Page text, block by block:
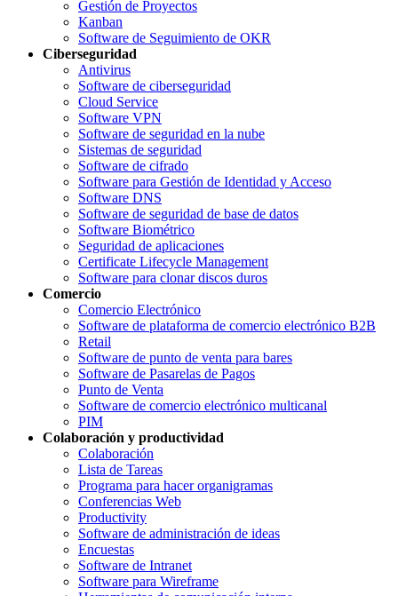
Gestión de Proyectos
Kanban
Software de Seguimiento de OKR
Ciberseguridad
Antivirus
Software de ciberseguridad
Cloud Service
Software VPN
Software de seguridad en la nube
Sistemas de seguridad
Software de cifrado
Software para Gestión de Identidad y Acceso
Software DNS
Software de seguridad de base de datos
Software Biométrico
Seguridad de aplicaciones
Certificate Lifecycle Management
Software para clonar discos duros
Comercio
Comercio Electrónico
Software de plataforma de comercio electrónico B2B
Retail
Software de punto de venta para bares
Software de Pasarelas de Pagos
Punto de Venta
Software de comercio electrónico multicanal
PIM
Colaboración y productividad
Colaboración
Lista de Tareas
Programa para hacer organigramas
Conferencias Web
Productivity
Software de administración de ideas
Encuestas
Software de Intranet
Software para Wireframe